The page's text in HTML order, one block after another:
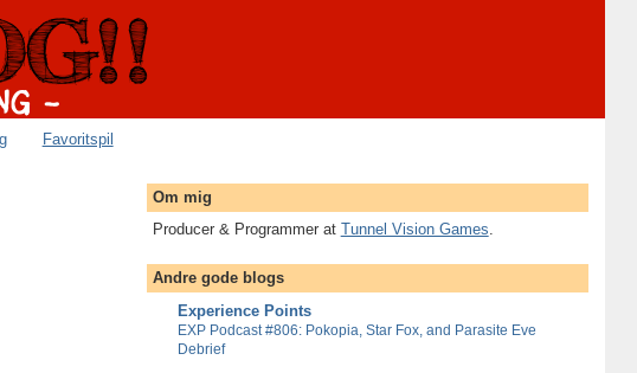
Favoritspil
Om mig
Producer & Programmer at Tunnel Vision Games
Andre gode blogs
Experience Points
EXP Podcast #806: Pokopia, Star Fox, and Parasite Eve
Debrief